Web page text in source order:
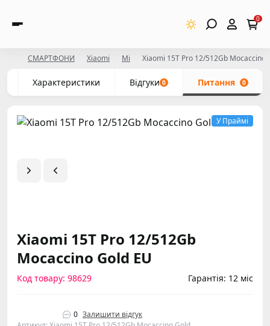
0
СМАРТФОНИ Xiaomi Mi Xiaomi 15T Pro 12/512Gb Mocaccino
Характеристики Відгуки 0 Питання 0
У Праймі
Xiaomi 15T Pro 12/512Gb
Mocaccino Gold EU
Код товару: 98629 Гарантія: 12 міс
0 Залишити відгук